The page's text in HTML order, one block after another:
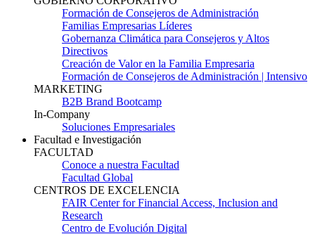
Formación de Consejeros de Administración
Familias Empresarias Líderes
Gobernanza Climática para Consejeros y Altos
Directivos
Creación de Valor en la Familia Empresaria
Formación de Consejeros de Administración | Intensivo
MARKETING
B2B Brand Bootcamp
In-Company
Soluciones Empresariales
Facultad e Investigación
FACULTAD
Conoce a nuestra Facultad
Facultad Global
CENTROS DE EXCELENCIA
FAIR Center for Financial Access, Inclusion and
Research
Centro de Evolución Digital